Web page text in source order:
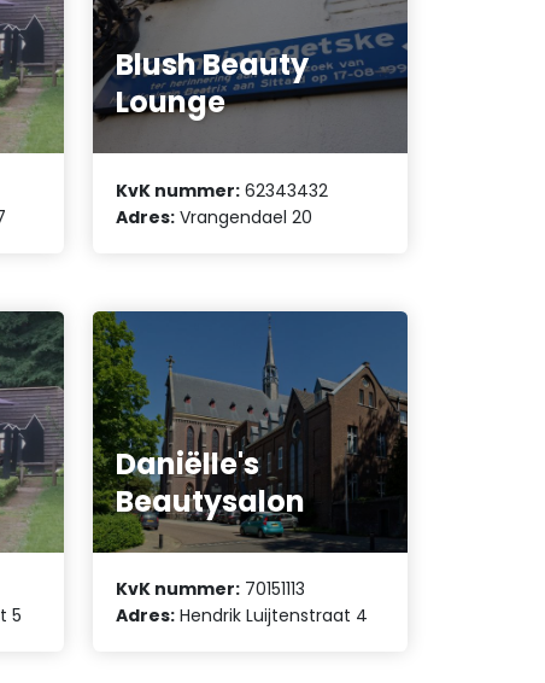
Blush Beauty
Lounge
KvK nummer: 62343432
Adres: Vrangendael 20
5
Daniëlle's
Beautysalon
KvK nummer: 70151113
Adres: Hendrik Luijtenstraat 4